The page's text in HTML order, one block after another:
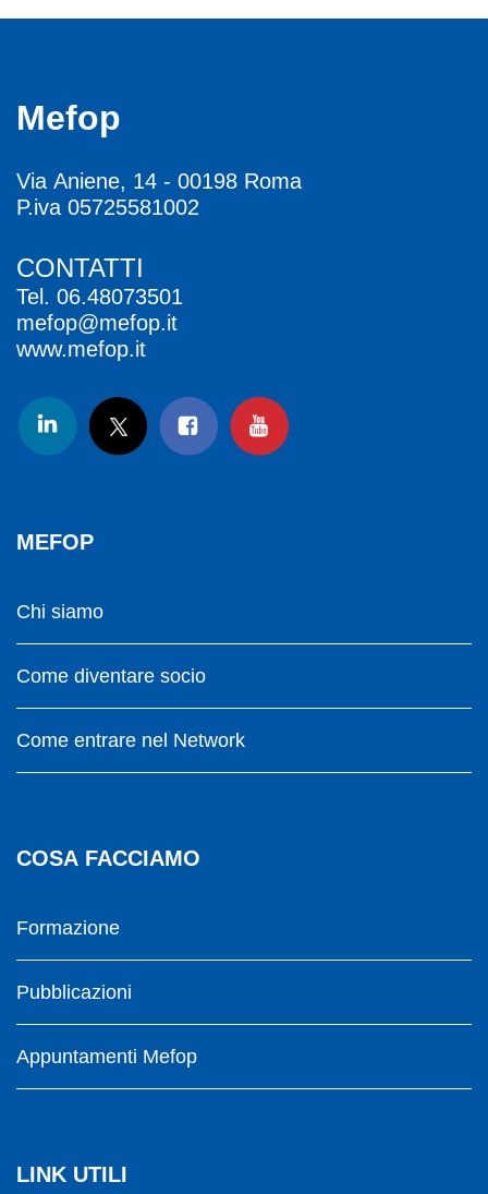
Mefop
Via Aniene, 14 - 00198 Roma
P.iva 05725581002
CONTATTI
Tel. 06.48073501
mefop@mefop.it
www.mefop.it
MEFOP
Chi siamo
Come diventare socio
Come entrare nel Network
COSA FACCIAMO
Formazione
Pubblicazioni
Appuntamenti Mefop
LINK UTILI